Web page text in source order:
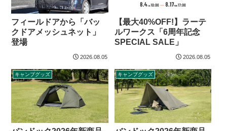
フィールドアから「バッ
クドアメッシュネット」
登場
2026.08.05
【最大40%OFF!】ラーテ
ルワークス「6周年記念
SPECIAL SALE」
2026.08.05
キャンプグッズ キャンプグッズ